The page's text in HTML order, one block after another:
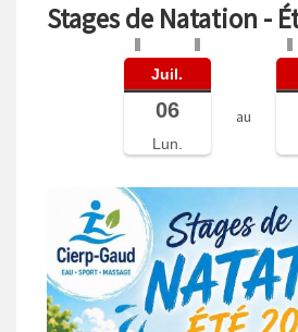
Stages de Natation -
Juil.
06
Lun.
au